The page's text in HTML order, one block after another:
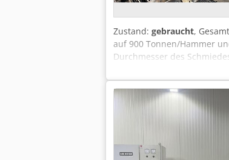
Zustand: gebraucht,
auf 900 Tonnen/Hammer
Durchmesser des
Chsdpev D Ddvefx Ailea -
9.700 mm
Gesamtstromversorgung